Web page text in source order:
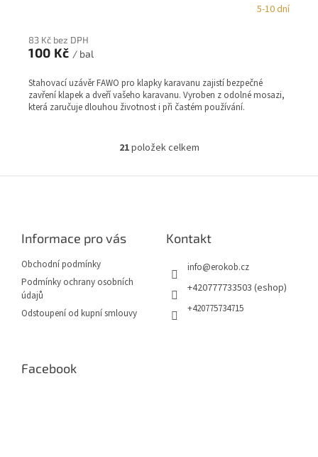
5-10 dní
83 Kč bez DPH
100 Kč / bal
Stahovací uzávěr FAWO pro klapky karavanu zajistí bezpečné
zavření klapek a dveří vašeho karavanu. Vyroben z odolné mosazi,
která zaručuje dlouhou životnost i při častém používání.
O
l
21položek celkem
Informace pro vás
Obchodní podmínky
Podmínky ochrany osobních
údajů
Odstoupení od kupní smlouvy
Kontakt
info@erokob.cz
+420777733503 (eshop)
+420775734715
Facebook